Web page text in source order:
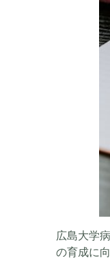
広島大学
の育成に